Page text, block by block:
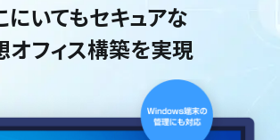
にいてもセキュアな
オフィス構築を実現